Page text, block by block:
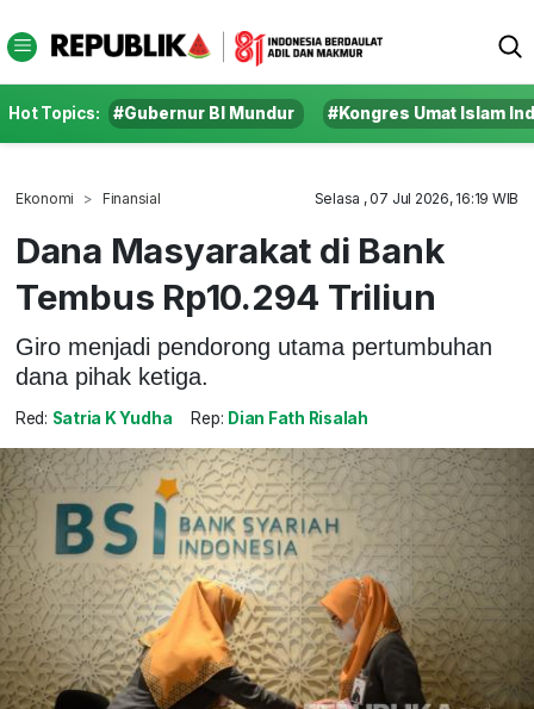
Hot Topics: #Gubernur BI Mundur #Kongres Umat Islam
Ekonomi Finansial Selasa , 07 Jul 2026, 16:19 WIB
Dana Masyarakat di Bank
Tembus Rp10.294 Triliun
Giro menjadi pendorong utama pertumbuhan
dana pihak ketiga.
Red: Satria K Yudha Rep: Dian Fath Risalah